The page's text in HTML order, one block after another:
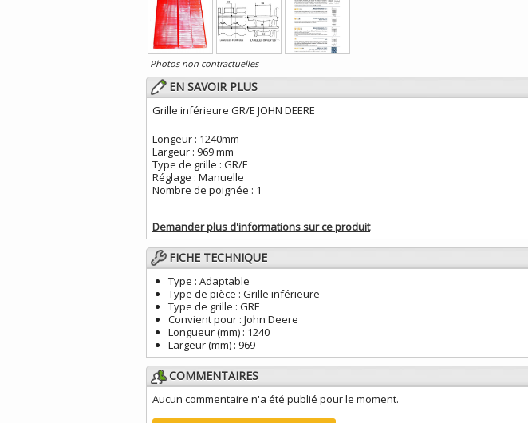
Photos non contractuelles
EN SAVOIR PLUS
Grille inférieure GR/E JOHN DEERE
Longeur : 1240mm
Largeur : 969 mm
Type de grille : GR/E
Réglage : Manuelle
Nombre de poignée : 1
Demander plus d'informations sur ce produit
FICHE TECHNIQUE
Type : Adaptable
Type de pièce : Grille inférieure
Type de grille : GRE
Convient pour : John Deere
Longueur (mm) : 1240
Largeur (mm) : 969
COMMENTAIRES
Aucun commentaire n'a été publié pour le moment.